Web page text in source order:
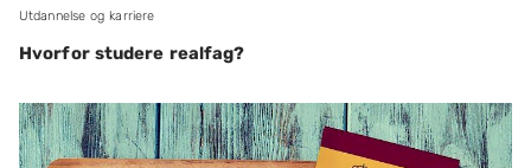
Utdannelse og karriere
Hvorfor studere realfag?